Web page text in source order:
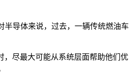
半导体来说，过去，一辆传统燃油车
，尽最大可能从系统层面帮助他们优